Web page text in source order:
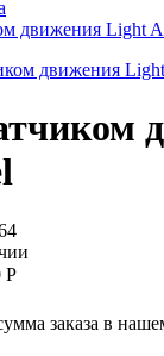
движения Light
Р
заказа в